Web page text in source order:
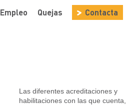
Empleo Quejas Contacta
Las diferentes acreditaciones y
habilitaciones con las que cuenta,